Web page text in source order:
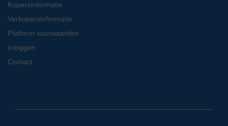
Kopersinformatie
Verkopersinformatie
Platform voorwaarden
Inloggen
Contact